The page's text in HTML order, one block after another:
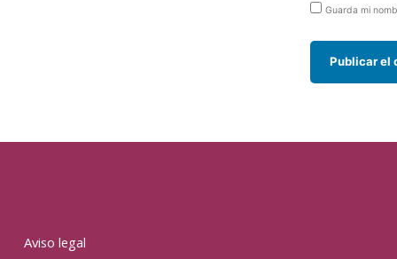
Guarda mi
Aviso legal